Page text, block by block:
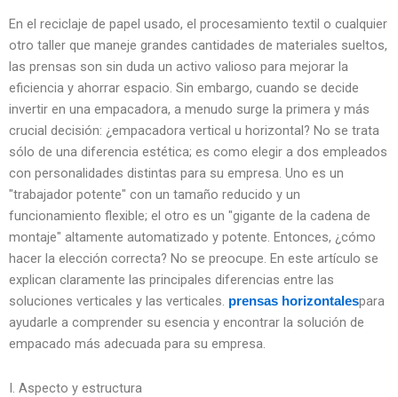
En el reciclaje de papel usado, el procesamiento textil o cualquier
otro taller que maneje grandes cantidades de materiales sueltos,
las prensas son sin duda un activo valioso para mejorar la
eficiencia y ahorrar espacio. Sin embargo, cuando se decide
invertir en una empacadora, a menudo surge la primera y más
crucial decisión: ¿empacadora vertical u horizontal? No se trata
sólo de una diferencia estética; es como elegir a dos empleados
con personalidades distintas para su empresa. Uno es un
"trabajador potente" con un tamaño reducido y un
funcionamiento flexible; el otro es un "gigante de la cadena de
montaje" altamente automatizado y potente. Entonces, ¿cómo
hacer la elección correcta? No se preocupe. En este artículo se
explican claramente las principales diferencias entre las
soluciones verticales y las verticales. prensas horizontalespara
ayudarle a comprender su esencia y encontrar la solución de
empacado más adecuada para su empresa.
I. Aspecto y estructura